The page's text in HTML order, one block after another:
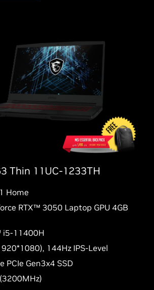
Thin 11UC-1233TH
Home
RTX™ 3050 Laptop GPU 4GB
i5-11400H
144Hz IPS-Level
PCIe Gen3x4 SSD